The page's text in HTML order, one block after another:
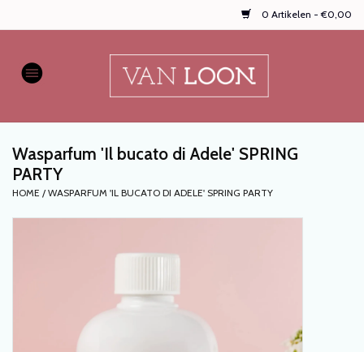
0 Artikelen - €0,00
Home
AUTOPARFUMS
NIEUW
Onze populaire
Wasparfum 'Il bucato di Adele' SPRING
PARTY
HOME / WASPARFUM 'IL BUCATO DI ADELE' SPRING PARTY